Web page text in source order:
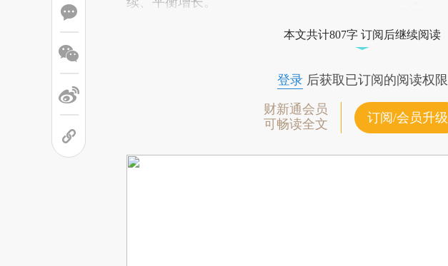
本文共计807字 订阅后继续阅读
登录后获取已订阅的阅读权限
财新通会员
可畅读全文
订阅/会员升级